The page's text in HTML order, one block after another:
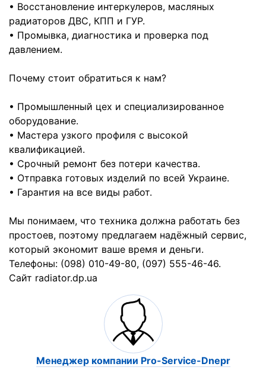
• Восстановление интеркулеров, масляных
радиаторов ДВС, КПП и ГУР.
• Промывка, диагностика и проверка под
давлением.
Почему стоит обратиться к нам?
• Промышленный цех и специализированное
оборудование.
• Мастера узкого профиля с высокой
квалификацией.
• Срочный ремонт без потери качества.
• Отправка готовых изделий по всей Украине.
• Гарантия на все виды работ.
Мы понимаем, что техника должна работать без
простоев, поэтому предлагаем надёжный сервис,
который экономит ваше время и деньги.
Телефоны: (098) 010-49-80, (097) 555-46-46.
Cайт radiator.dp.ua
Менеджер компании Pro-Service-Dnepr